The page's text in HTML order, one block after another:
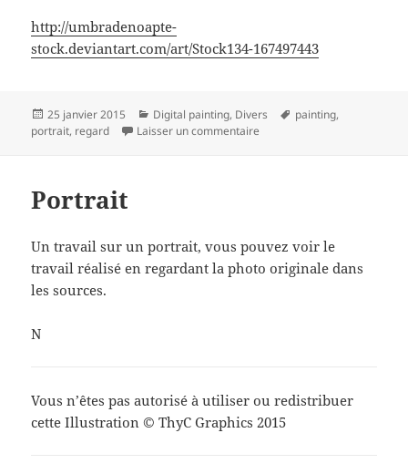
http://umbradenoapte-
stock.deviantart.com/art/Stock134-167497443
Publié
le
25 janvier 2015 Catégories
Digital painting, Divers
Mots-
painting,
portrait, regard Laisser un commentaire
Portrait
Un travail sur un portrait, vous pouvez voir le
travail réalisé en regardant la photo originale dans
les sources.
N
Vous n’êtes pas autorisé à utiliser ou redistribuer
cette Illustration © ThyC Graphics 2015